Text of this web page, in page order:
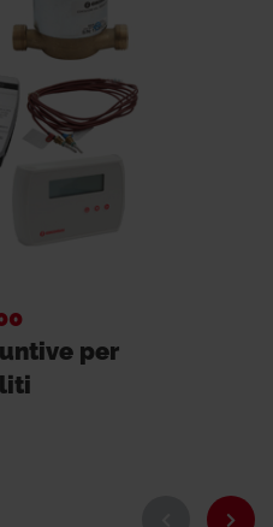
per